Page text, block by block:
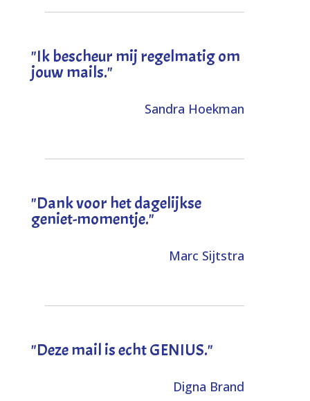
"Ik bescheur mij regelmatig om
jouw mails."
Sandra Hoekman
"Dank voor het dagelijkse
geniet-momentje."
Marc Sijtstra
"Deze mail is echt GENIUS."
Digna Brand